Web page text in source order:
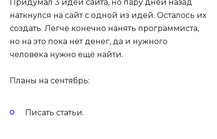
Придумал 3 идеи сайта, но пару дней назад
наткнулся на сайт с одной из идей. Осталось их
создать. Легче конечно нанять программиста,
но на это пока нет денег, да и нужного
человека нужно ещё найти.
Планы на сентябрь:
Писать статьи.